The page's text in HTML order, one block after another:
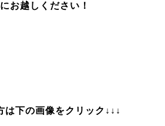
お越しください！
は下の画像をクリック↓↓↓